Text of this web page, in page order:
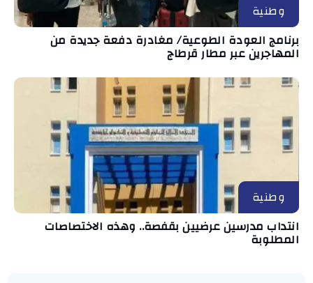
وطنية
برنامج العودة الطوعية/ مغادرة دفعة جديدة من
المهاجرين عبر مطار قرطاج
وطنية
انتداب مدرسين عرضيين بقفصة.. وهذه الاختصاصات
المطلوبة